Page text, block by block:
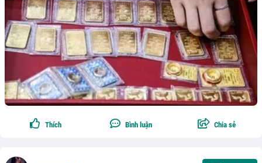
Thích Bình luận Chia sẻ